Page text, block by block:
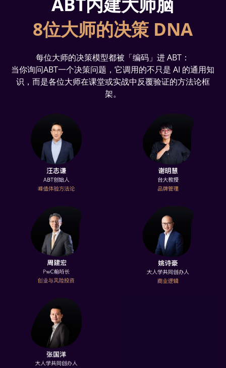
8位大师的决策 DNA
每位大师的决策模型都被「编码」进 ABT：
当你询问ABT一个决策问题，它调用的不只是 AI 的通用知
识，而是各位大师在课堂或实战中反覆验证的方法论框
架。